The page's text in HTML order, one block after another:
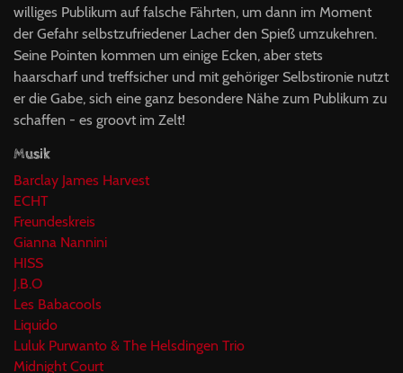
williges Publikum auf falsche Fährten, um dann im Moment
der Gefahr selbstzufriedener Lacher den Spieß umzukehren.
Seine Pointen kommen um einige Ecken, aber stets
haarscharf und treffsicher und mit gehöriger Selbstironie nutzt
er die Gabe, sich eine ganz besondere Nähe zum Publikum zu
schaffen - es groovt im Zelt!
Musik
Barclay James Harvest
ECHT
Freundeskreis
Gianna Nannini
HISS
J.B.O
Les Babacools
Liquido
Luluk Purwanto & The Helsdingen Trio
Midnight Court